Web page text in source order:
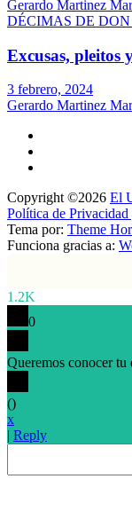
Gerardo Martinez
DÉCIMAS DE
Excusas, pleitos
3 febrero, 2024
Gerardo Martinez
Copyright ©2026 El
Política de Privacidad
Tema por: Theme
Funciona gracias a:
1.2K
0
Queremos conocer
()
x
| Reply